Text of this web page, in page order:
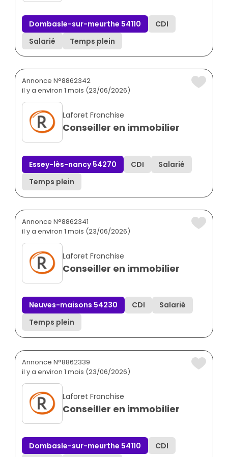
Dombasle-sur-meurthe 54110
CDI
Salarié
Temps plein
Annonce N°8862342
il y a environ 1 mois (23/06/2026)
Laforet Franchise
Conseiller en immobilier
Essey-lès-nancy 54270 CDI
Salarié
Temps plein
Annonce N°8862341
il y a environ 1 mois (23/06/2026)
Laforet Franchise
Conseiller en immobilier
Neuves-maisons 54230 CDI
Salarié
Temps plein
Annonce N°8862339
il y a environ 1 mois (23/06/2026)
Laforet Franchise
Conseiller en immobilier
Dombasle-sur-meurthe 54110
CDI